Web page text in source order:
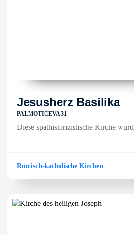
Jesusherz Basilika
PALMOTIĆEVA 31
Diese späthistorizistische Kirche
Römisch-katholische Kirchen